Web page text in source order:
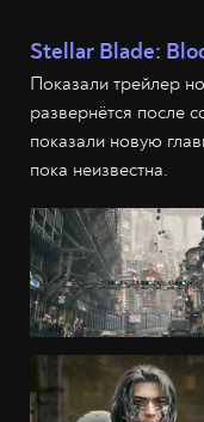
Stellar Blade:
Показали трейлер
развернётся после
показали новую
пока неизвестна.